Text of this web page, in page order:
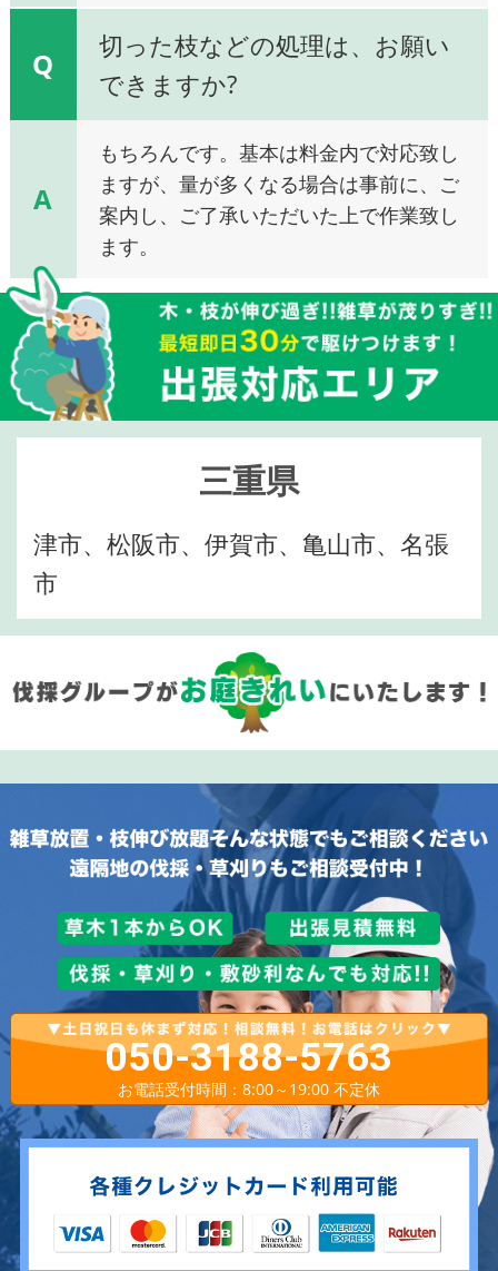
Q
切った枝などの処理は、お願い
できますか?
A
もちろんです。基本は料金内で対応致し
ますが、量が多くなる場合は事前に、ご
案内し、ご了承いただいた上で作業致し
ます。
三重県
津市、松阪市、伊賀市、亀山市、名張
市
050-3188-5763
お電話受付時間：8:00～19:00 不定休